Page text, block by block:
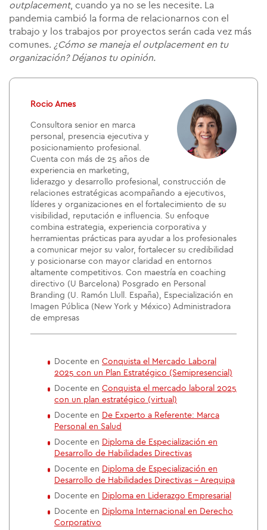
outplacement, cuando ya no se les necesite. La
pandemia cambió la forma de relacionarnos con el
trabajo y los trabajos por proyectos serán cada vez más
comunes. ¿Cómo se maneja el outplacement en tu
organización? Déjanos tu opinión.
Rocio Ames
Consultora senior en marca
personal, presencia ejecutiva y
posicionamiento profesional.
Cuenta con más de 25 años de
experiencia en marketing,
liderazgo y desarrollo profesional, construcción de
relaciones estratégicas acompañando a ejecutivos,
líderes y organizaciones en el fortalecimiento de su
visibilidad, reputación e influencia. Su enfoque
combina estrategia, experiencia corporativa y
herramientas prácticas para ayudar a los profesionales
a comunicar mejor su valor, fortalecer su credibilidad
y posicionarse con mayor claridad en entornos
altamente competitivos. Con maestría en coaching
directivo (U Barcelona) Posgrado en Personal
Branding (U. Ramón Llull. España), Especialización en
Imagen Pública (New York y México) Administradora
de empresas
Docente en Conquista el Mercado Laboral
2025 con un Plan Estratégico (Semipresencial)
Docente en Conquista el mercado laboral 2025
con un plan estratégico (virtual)
Docente en De Experto a Referente: Marca
Personal en Salud
Docente en Diploma de Especialización en
Desarrollo de Habilidades Directivas
Docente en Diploma de Especialización en
Desarrollo de Habilidades Directivas - Arequipa
Docente en Diploma en Liderazgo Empresarial
Docente en Diploma Internacional en Derecho
Corporativo